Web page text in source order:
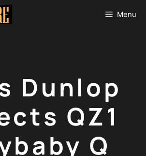
Menu
Dunlop
QZ1
Q